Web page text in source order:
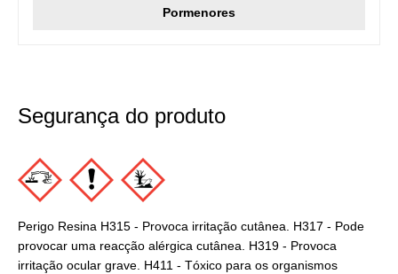
Pormenores
Segurança do produto
Perigo Resina H315 - Provoca irritação cutânea. H317 - Pode
provocar uma reacção alérgica cutânea. H319 - Provoca
irritação ocular grave. H411 - Tóxico para os organismos